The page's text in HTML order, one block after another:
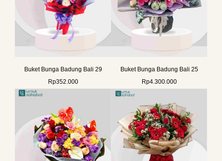
Buket Bunga Badung Bali 29
Rp352.000
Buket Bunga Badung Bali 25
Rp4.300.000